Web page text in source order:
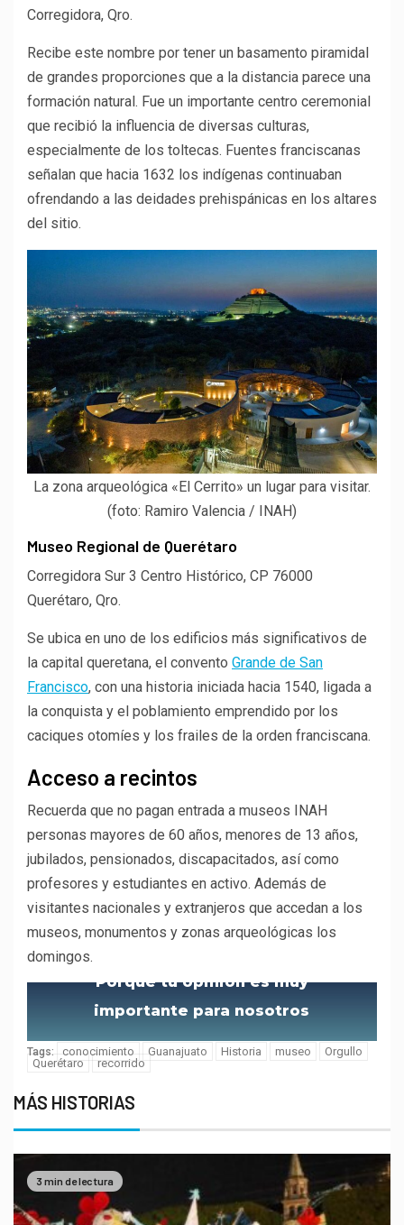
Corregidora, Qro.
Recibe este nombre por tener un basamento piramidal
de grandes proporciones que a la distancia parece una
formación natural. Fue un importante centro ceremonial
que recibió la influencia de diversas culturas,
especialmente de los toltecas. Fuentes franciscanas
señalan que hacia 1632 los indígenas continuaban
ofrendando a las deidades prehispánicas en los altares
del sitio.
La zona arqueológica «El Cerrito» un lugar para visitar.
(foto: Ramiro Valencia / INAH)
Museo Regional de Querétaro
Corregidora Sur 3 Centro Histórico, CP 76000
Querétaro, Qro.
Se ubica en uno de los edificios más significativos de
la capital queretana, el convento Grande de San
Francisco, con una historia iniciada hacia 1540, ligada a
la conquista y el poblamiento emprendido por los
caciques otomíes y los frailes de la orden franciscana.
Acceso a recintos
Recuerda que no pagan entrada a museos INAH
personas mayores de 60 años, menores de 13 años,
jubilados, pensionados, discapacitados, así como
profesores y estudiantes en activo. Además de
visitantes nacionales y extranjeros que accedan a los
museos, monumentos y zonas arqueológicas los
domingos.
Porque tu opinión es muy
importante para nosotros
Tags: conocimiento Guanajuato Historia museo
Orgullo
Querétaro
recorrido
MÁS HISTORIAS
3 min de lectura